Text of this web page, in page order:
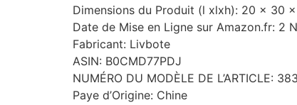
Dimensions du Produit (l xlxh): 20 x 30
Date de Mise en Ligne sur Amazon.fr: 2
Fabricant: Livbote
ASIN: B0CMD77PDJ
NUMÉRO DU MODÈLE DE L’ARTICLE:
Paye d’Origine: Chine